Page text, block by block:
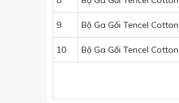
9 Bộ Ga Gối Tencel
10 Bộ Ga Gối Tencel